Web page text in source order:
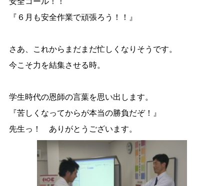
『６月も安全作業で頑張ろう！！』
さあ、これからまだまだ忙しくなりそうです。
今こそ力を結集させる時。
学生時代の恩師の言葉を思い出します。
『苦しくなってからが本当の勝負だぞ！』
先生っ！ ありがとうございます。